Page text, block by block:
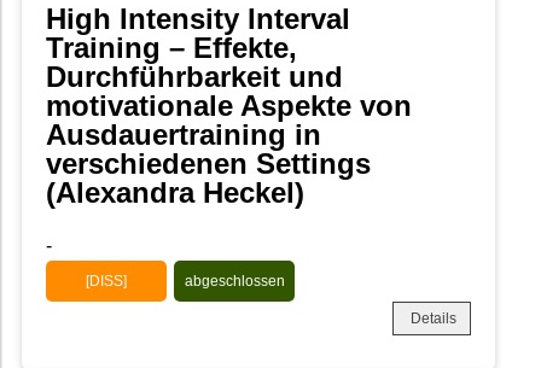
High Intensity Interval
Training – Effekte,
Durchführbarkeit und
motivationale Aspekte von
Ausdauertraining in
verschiedenen Settings
(Alexandra Heckel)
-
[DISS] abgeschlossen
Details